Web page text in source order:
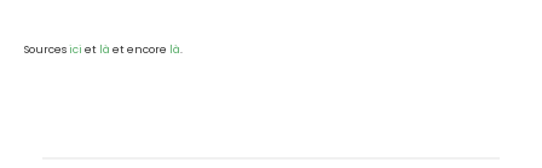
Sourcesici et là et encore là.